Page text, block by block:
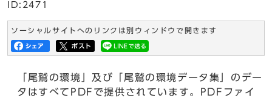
ID:2471
ソーシャルサイトへのリンクは別ウィンドウで開きます
「尾鷲の環境」及び「尾鷲の環境データ集」のデー
タはすべてPDFで提供されています。PDFファイ